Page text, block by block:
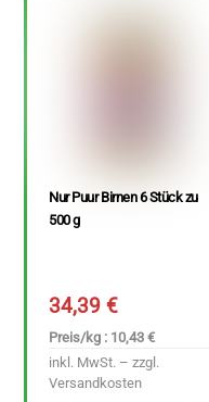
Nur Puur Birnen 6 Stück zu
500 g
34,39€
Preis/kg : 10,43 €
inkl. MwSt. – zzgl.
Versandkosten